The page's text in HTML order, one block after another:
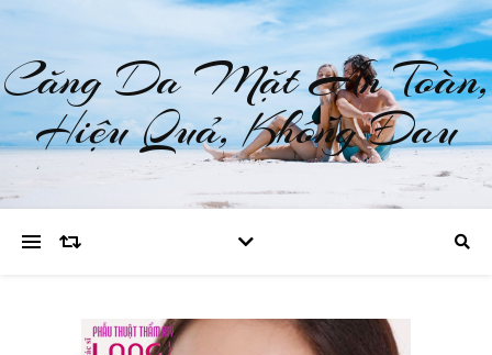
Căng Da Mặt An Toàn,
Hiệu Quả, Không Đau